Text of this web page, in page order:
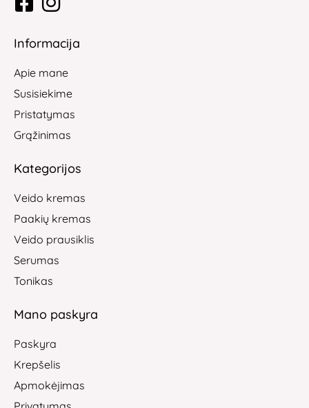
Informacija
Apie mane
Susisiekime
Pristatymas
Grąžinimas
Kategorijos
Veido kremas
Paakių kremas
Veido prausiklis
Serumas
Tonikas
Mano paskyra
Paskyra
Krepšelis
Apmokėjimas